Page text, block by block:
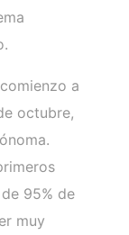
a
octubre,
95% de
muy